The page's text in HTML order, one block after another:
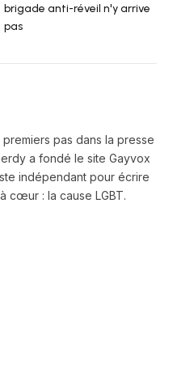
brigade anti-réveil n'y arrive
pas
pas dans la presse
a fondé le site Gayvox
indépendant pour écrire
cœur : la cause LGBT.